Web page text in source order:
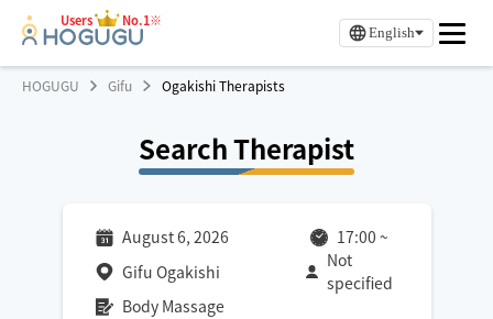
Users No.1※
English
HOGUGU Gifu Ogakishi Therapists
Search Therapist
August 6, 2026 17:00 ~
Gifu Ogakishi
Not
specified
Body Massage